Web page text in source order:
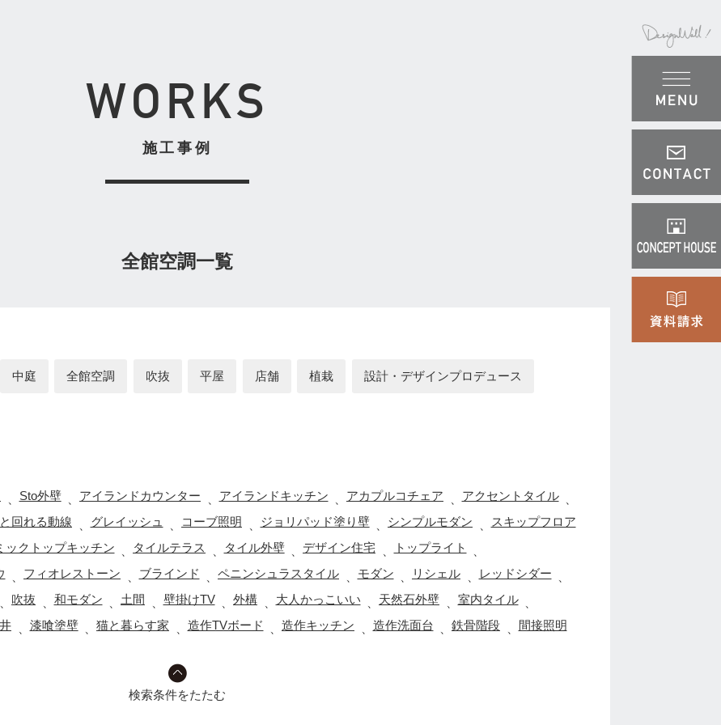
WORKS
施工事例
全館空調一覧
中庭 全館空調 吹抜 平屋 店舗 植栽 設計・デザインプロデュース
、Sto外壁 アイランドカウンター 、アイランドキッチン アカプルコチェア 、アクセントタイル
回れる動線 、グレイッシュ コーブ照明 、ジョリパッド塗り壁 シンプルモダン 、スキップフロア
ックトップキッチン タイルテラス 、タイル外壁 デザイン住宅 、 トップライト
フィオレストーン 、ブラインド ペニンシュラスタイル 、モダン リシェル 、レッドシダー
吹抜 、和モダン 土間 、壁掛けTV 外構 、大人かっこいい 天然石外壁 、室内タイル
、漆喰塗壁 猫と暮らす家 、造作TVボード 造作キッチン 、造作洗面台 鉄骨階段 、間接照明
検索条件をたたむ